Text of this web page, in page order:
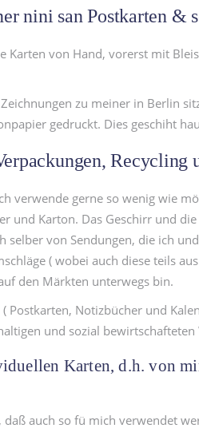
nini san Postkarten &
Karten von Hand, vorerst mit
zu meiner in Berlin
gedruckt. Dies geschiht
Recycling
verwende gerne so wenig wie
und Karton. Das Geschirr und
selber von Sendungen, die ich
( wobei auch diese teils
den Märkten unterwegs bin.
Postkarten, Notizbücher und
und sozial
Karten, d.h. von
daß auch so fü mich verwendet